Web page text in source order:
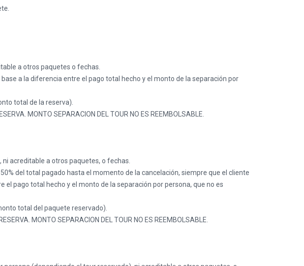
a otros paquetes o fechas.
a la diferencia entre el pago total hecho y el monto de la separación por
total de la reserva).
MONTO SEPARACION DEL TOUR NO ES REEMBOLSABLE.
ni acreditable a otros paquetes, o fechas.
del total pagado hasta el momento de la cancelación, siempre que el cliente
pago total hecho y el monto de la separación por persona, que no es
total del paquete reservado).
MONTO SEPARACION DEL TOUR NO ES REEMBOLSABLE.